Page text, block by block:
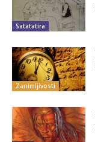
Satatatira
Zanimljivosti